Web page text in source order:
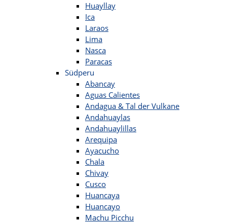
Huayllay
Ica
Laraos
Lima
Nasca
Paracas
Südperu
Abancay
Aguas Calientes
Andagua & Tal der Vulkane
Andahuaylas
Andahuaylillas
Arequipa
Ayacucho
Chala
Chivay
Cusco
Huancaya
Huancayo
Machu Picchu